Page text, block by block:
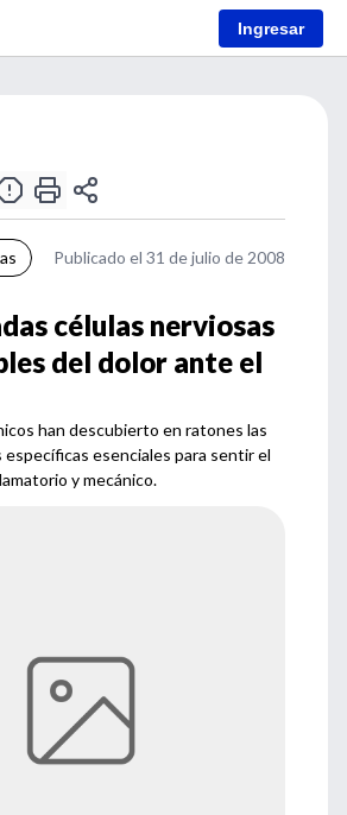
Ingresar
Publicado el 31 de julio de 2008
células nerviosas
del dolor ante el
han descubierto en ratones las
específicas esenciales para sentir el
y mecánico.